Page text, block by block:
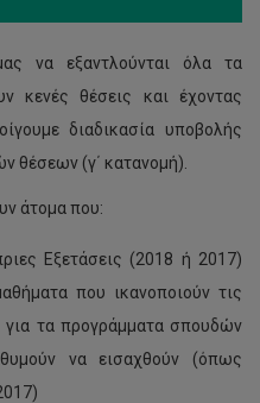
να εξαντλούνται όλα τα
κενές θέσεις και έχοντας
διαδικασία υποβολής
θέσεων (γ΄ κατανομή).
άτομα που:
Εξετάσεις (2018 ή 2017)
που ικανοποιούν τις
τα προγράμματα σπουδών
να εισαχθούν (όπως